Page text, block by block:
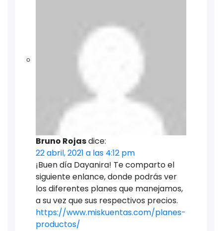
Bruno Rojasdice:
22 abril, 2021 a las 4:12 pm
¡Buen día Dayanira! Te comparto el
siguiente enlance, donde podrás ver
los diferentes planes que manejamos,
a su vez que sus respectivos precios.
https://www.miskuentas.com/planes-
productos/